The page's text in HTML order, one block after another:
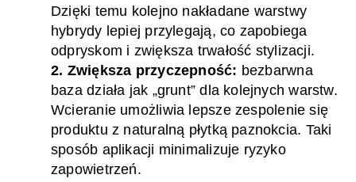
Dzięki temu kolejno nakładane warstwy
hybrydy lepiej przylegają, co zapobiega
odpryskom i zwiększa trwałość stylizacji.
2. Zwiększa przyczepność: bezbarwna
baza działa jak „grunt” dla kolejnych warstw.
Wcieranie umożliwia lepsze zespolenie się
produktu z naturalną płytką paznokcia. Taki
sposób aplikacji minimalizuje ryzyko
zapowietrzeń.